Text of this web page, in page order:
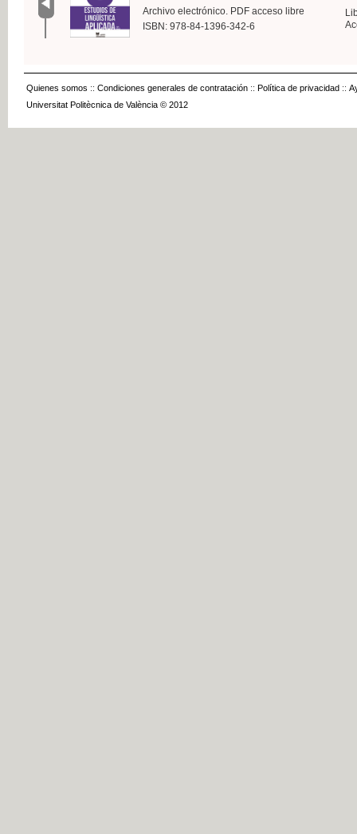
Archivo electrónico. PDF acceso libre
ISBN: 978-84-1396-342-6
Quienes somos :: Condiciones generales de contratación :: Política de privacidad ::
Universitat Politècnica de València © 2012